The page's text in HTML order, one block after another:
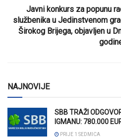
Javni konkurs za popunu
službenika u Jedinstvenom
Širokog Brijega, objavljen u
NAJNOVIJE
SBB TRAŽI
IGMANU: 780.000
PRIJE 1 SEDMICA